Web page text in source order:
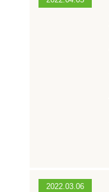
2022.03.06